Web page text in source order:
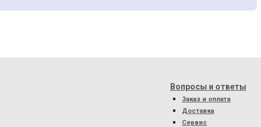
Вопросы и ответы
Заказ и оплата
Доставка
Сервис